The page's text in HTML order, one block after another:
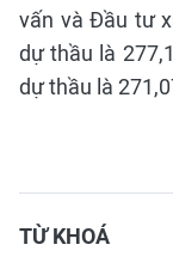
vấn và Đầu tư
dự thầu là
dự thầu là
TỪ KHOÁ